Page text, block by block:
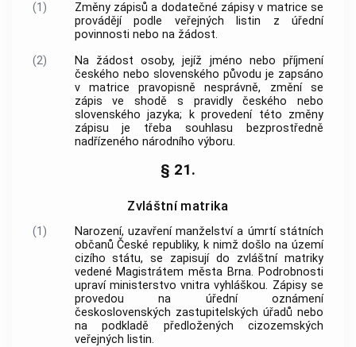
(1)
Změny zápisů a dodatečné zápisy v matrice se
provádějí podle veřejných listin z úřední
povinnosti nebo na žádost.
(2)
Na žádost osoby, jejíž jméno nebo příjmení
českého nebo slovenského původu je zapsáno
v matrice pravopisně nesprávně, změní se
zápis ve shodě s pravidly českého nebo
slovenského jazyka; k provedení této změny
zápisu je třeba souhlasu bezprostředně
nadřízeného národního výboru.
§ 21.
Zvláštní matrika
(1)
Narození, uzavření manželství a úmrtí státních
občanů České republiky, k nimž došlo na území
cizího státu, se zapisují do zvláštní matriky
vedené Magistrátem města Brna. Podrobnosti
upraví ministerstvo vnitra vyhláškou. Zápisy se
provedou na úřední oznámení
československých zastupitelských úřadů nebo
na podkladě předložených cizozemských
veřejných listin.